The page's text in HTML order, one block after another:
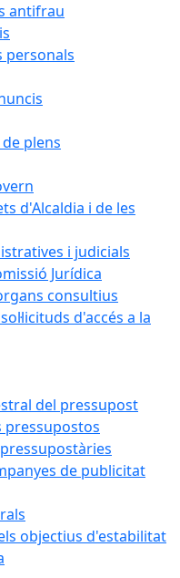
antifrau
personals
plens
d'Alcaldia i de les
i judicials
Jurídica
consultius
d'accés a la
del pressupost
pressupostos
de publicitat
objectius d'estabilitat